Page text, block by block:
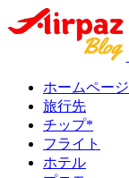
ホームページ
旅行先
チップ*
フライト
ホテル